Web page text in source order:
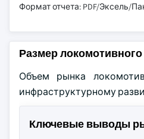
Формат отчета: PDF/Эксель/
Размер
Объем рынка
инфраструктурному
Ключевые выводы